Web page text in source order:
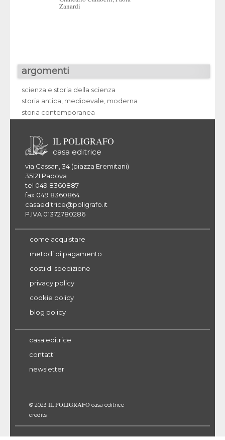
Zanardi
argomenti
scienza e storia della scienza
storia antica, medioevale, moderna
storia contemporanea
IL POLIGRAFO
casa editrice
via Cassan, 34 (piazza Eremitani)
35121 Padova
tel 049 8360887
fax 049 8360864
casaeditrice@poligrafo.it
P.IVA 01372780286
come acquistare
metodi di pagamento
costi di spedizione
privacy policy
cookie policy
blog policy
casa editrice
contatti
newsletter
© 2023 IL POLIGRAFO casa editrice
credits